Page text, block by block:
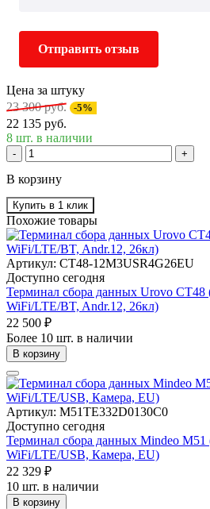
Отправить отзыв
Цена за штуку
23 300 руб. -5%
22 135 руб.
8 шт. в наличии
- +
В корзину
Купить в 1 клик
Похожие товары
Артикул: CT48-12M3USR4G26EU
Доступно сегодня
Терминал сбора данных Urovo CT48
WiFi/LTE/BT, Andr.12, 26кл)
22 500 ₽
Более 10 шт. в наличии
В корзину
Артикул: M51TE332D0130C0
Доступно сегодня
Терминал сбора данных Mindeo M51
WiFi/LTE/USB, Камера, EU)
22 329 ₽
10 шт. в наличии
В корзину